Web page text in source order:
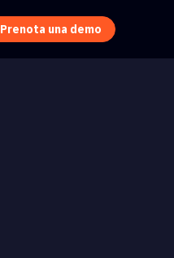
Prenota una demo